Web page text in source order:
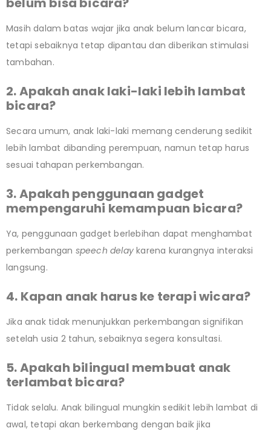
Masih dalam batas wajar jika anak belum lancar bicara,
tetapi sebaiknya tetap dipantau dan diberikan stimulasi
tambahan.
2. Apakah anak laki-laki lebih lambat
bicara?
Secara umum, anak laki-laki memang cenderung sedikit
lebih lambat dibanding perempuan, namun tetap harus
sesuai tahapan perkembangan.
3. Apakah penggunaan gadget
mempengaruhi kemampuan bicara?
Ya, penggunaan gadget berlebihan dapat menghambat
perkembangan speech delay karena kurangnya interaksi
langsung.
4. Kapan anak harus ke terapi wicara?
Jika anak tidak menunjukkan perkembangan signifikan
setelah usia 2 tahun, sebaiknya segera konsultasi.
5. Apakah bilingual membuat anak
terlambat bicara?
Tidak selalu. Anak bilingual mungkin sedikit lebih lambat di
awal, tetapi akan berkembang dengan baik jika